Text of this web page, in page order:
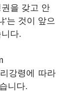
을 갖고 안
’는 것이 앞으
다.
강령에 따라
니다.